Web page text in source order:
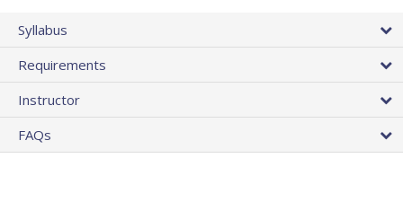
Syllabus
Requirements
Instructor
FAQs